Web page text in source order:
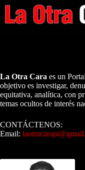
La Otra Cara es un
objetivo es investigar,
equitativa, analítica, con
temas ocultos de interés
CONTÁCTENOS:
Email: